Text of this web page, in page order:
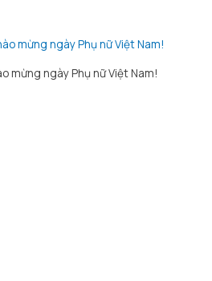
mừng ngày Phụ nữ Việt Nam!
mừng ngày Phụ nữ Việt Nam!